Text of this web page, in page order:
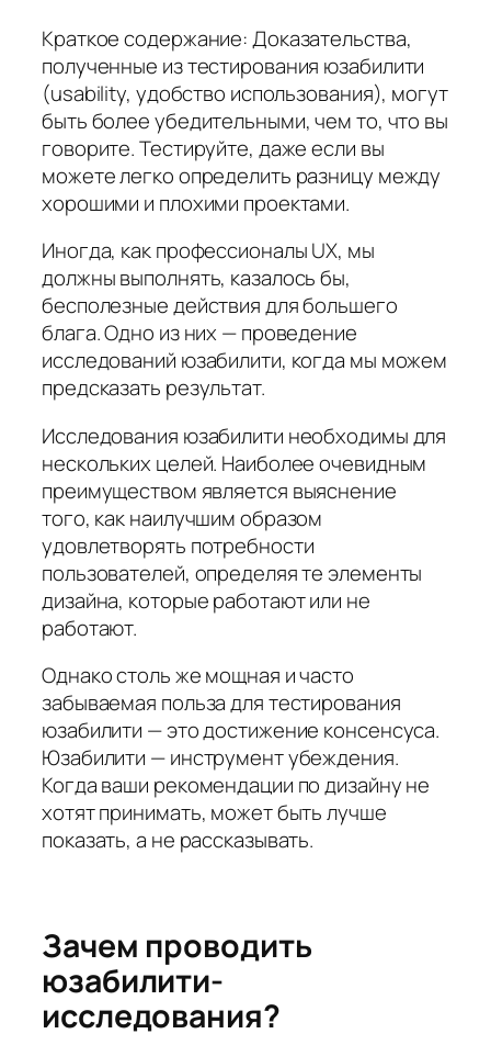
Краткое содержание: Доказательства,
полученные из тестирования юзабилити
(usability, удобство использования), могут
быть более убедительными, чем то, что вы
говорите. Тестируйте, даже если вы
можете легко определить разницу между
хорошими и плохими проектами.
Иногда, как профессионалы UX, мы
должны выполнять, казалось бы,
бесполезные действия для большего
блага. Одно из них — проведение
исследований юзабилити, когда мы можем
предсказать результат.
Исследования юзабилити необходимы для
нескольких целей. Наиболее очевидным
преимуществом является выяснение
того, как наилучшим образом
удовлетворять потребности
пользователей, определяя те элементы
дизайна, которые работают или не
работают.
Однако столь же мощная и часто
забываемая польза для тестирования
юзабилити — это достижение консенсуса.
Юзабилити — инструмент убеждения.
Когда ваши рекомендации по дизайну не
хотят принимать, может быть лучше
показать, а не рассказывать.
Зачем проводить
юзабилити-
исследования?